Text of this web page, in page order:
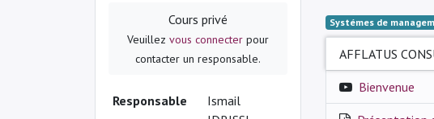
Cours privé
Veuillez vous connecter pour
contacter un responsable.
Responsable
Ismail
Systémes de
AFFLATUS
Bienvenue